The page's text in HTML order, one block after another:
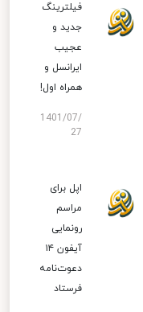
فیلترینگ
جدید و
عجیب
ایرانسل و
همراه اول!
1401/07/
27
اپل برای
مراسم
رونمایی
آیفون ۱۴
دعوت‌نامه
فرستاد